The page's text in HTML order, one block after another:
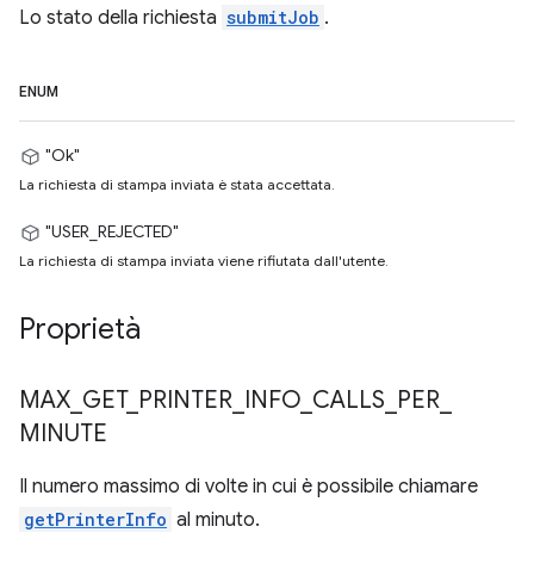
Lo stato della richiesta submitJob .
ENUM
"Ok"
La richiesta di stampa inviata è stata accettata.
"USER_REJECTED"
La richiesta di stampa inviata viene rifiutata dall'utente.
Proprietà
MAX GET_ PRINTER INFO CALLS PER
MINUTE
Il numero massimo di volte in cui è possibile chiamare
getPrinterInfo al minuto.